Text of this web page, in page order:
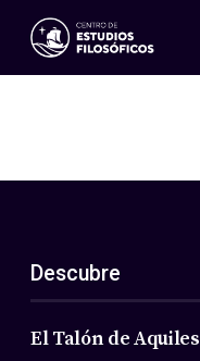
Eventos
ES
EN
Acerca de nosotros
Miembros
Descubre
El Talón de Aquiles